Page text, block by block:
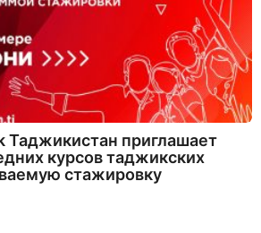
Таджикистан приглашает
курсов таджикских
стажировку